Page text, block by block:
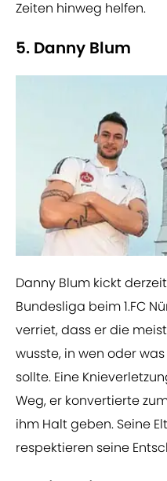
Zeiten hinweg helfen.
5. Danny Blum
Danny Blum kickt
Bundesliga beim 1.FC
verriet, dass er die
wusste, in wen oder
sollte. Eine
Weg, er konvertierte
ihm Halt geben. Seine
respektieren seine